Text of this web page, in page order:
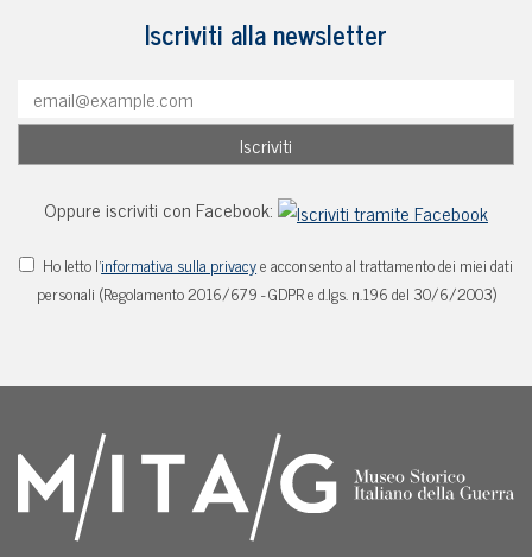
Iscriviti alla newsletter
Oppure iscriviti con Facebook:
Ho letto l'informativa sulla privacye acconsento al trattamento dei miei dati
personali (Regolamento 2016/679 - GDPR e d.lgs. n.196 del 30/6/2003)